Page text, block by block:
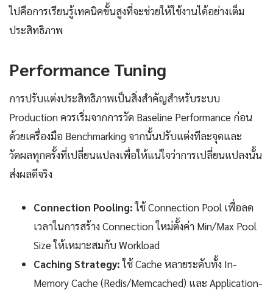
ไปคือการเรียนรู้เทคนิคขั้นสูงที่จะช่วยให้ใช้งานได้อย่างเต็ม
ประสิทธิภาพ
Performance Tuning
การปรับแต่งประสิทธิภาพเป็นสิ่งสำคัญสำหรับระบบ
Production ควรเริ่มจากการวัด Baseline Performance ก่อน
ด้วยเครื่องมือ Benchmarking จากนั้นปรับแต่งทีละจุดและ
วัดผลทุกครั้งที่เปลี่ยนแปลงเพื่อให้แน่ใจว่าการเปลี่ยนแปลงนั้น
ส่งผลดีจริง
Connection Pooling:ใช้ Connection Pool เพื่อลด
เวลาในการสร้าง Connection ใหม่ตั้งค่า Min/Max Pool
Size ให้เหมาะสมกับ Workload
Caching Strategy:ใช้ Cache หลายระดับทั้ง In-
Memory Cache (Redis/Memcached) และ Application-